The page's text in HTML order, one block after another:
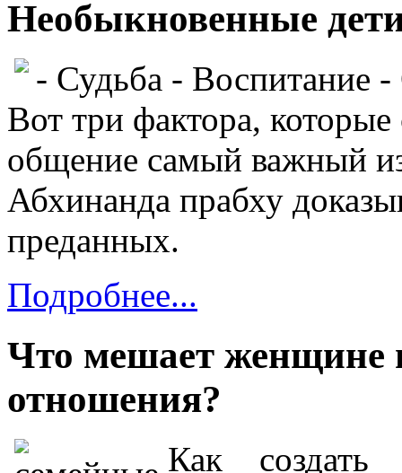
Необыкновенные
- Судьба - Воспитание -
Вот три фактора,
общение самый важный
Абхинанда прабху
преданных.
Подробнее...
Что мешает женщине
отношения?
Как